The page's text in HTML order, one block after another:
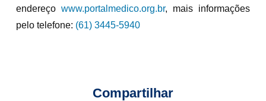
endereço www.portalmedico.org.br, mais informações
pelo telefone: (61) 3445-5940
Compartilhar